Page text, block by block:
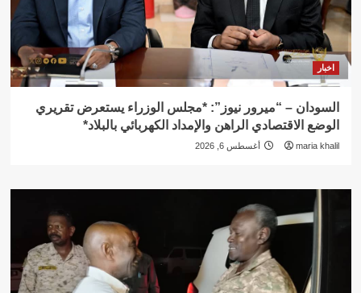
اخبار
السودان – “ميرور نيوز”: *مجلس الوزراء يستعرض تقريري
الوضع الاقتصادي الراهن والإمداد الكهربائي بالبلاد*
maria khalil أغسطس 6, 2026